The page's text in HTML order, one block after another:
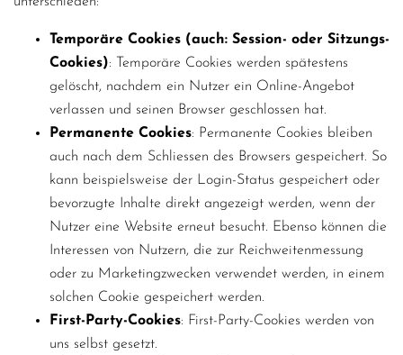
Temporäre Cookies (auch: Session- oder Sitzungs-
Cookies): Temporäre Cookies werden spätestens
gelöscht, nachdem ein Nutzer ein Online-Angebot
verlassen und seinen Browser geschlossen hat.
Permanente Cookies: Permanente Cookies bleiben
auch nach dem Schliessen des Browsers gespeichert. So
kann beispielsweise der Login-Status gespeichert oder
bevorzugte Inhalte direkt angezeigt werden, wenn der
Nutzer eine Website erneut besucht. Ebenso können die
Interessen von Nutzern, die zur Reichweitenmessung
oder zu Marketingzwecken verwendet werden, in einem
solchen Cookie gespeichert werden.
First-Party-Cookies: First-Party-Cookies werden von
uns selbst gesetzt.